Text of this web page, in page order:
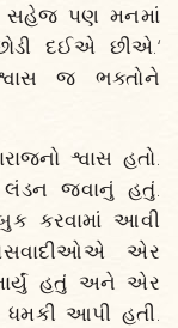
સહેજ પણ મનમાં
દઈએ છીએ.‘
જ ભક્તોને
શ્વાસ હતો.
લંડન જવાનું હતું.
કરવામાં આવી
એર
હતું અને એર
ધમકી આપી હતી.